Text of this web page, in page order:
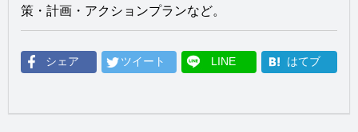
策・計画・アクションプランなど。
シェア ツイート LINE はてブ